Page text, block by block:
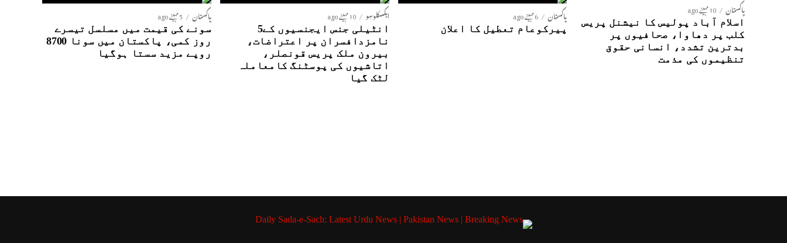
پاکستان 10 مہینے ago
اسلام آباد پولیس کا نیشنل پریس
کلب پر دھاوا، صحافیوں پر
بدترین تشدد، انسانی حقوق
تنظیموں کی مذمت
پاکستان 6 مہینے ago
پیرکوعام تعطیل کا اعلان
ایکسکلوسِو 10 مہینے ago
انٹیلی جنس ایجنسیوں کے5
نامزدافسران پر اعتراضات،
بیرون ملک پریس قونصلر،
اتاشیوں کی پوسٹنگ کامعاملہ
لٹک گیا
پاکستان 5 مہینے ago
سونے کی قیمت میں مسلسل تیسرے
روز کمی، پاکستان میں سونا 8700
روپے مزید سستا ہوگیا